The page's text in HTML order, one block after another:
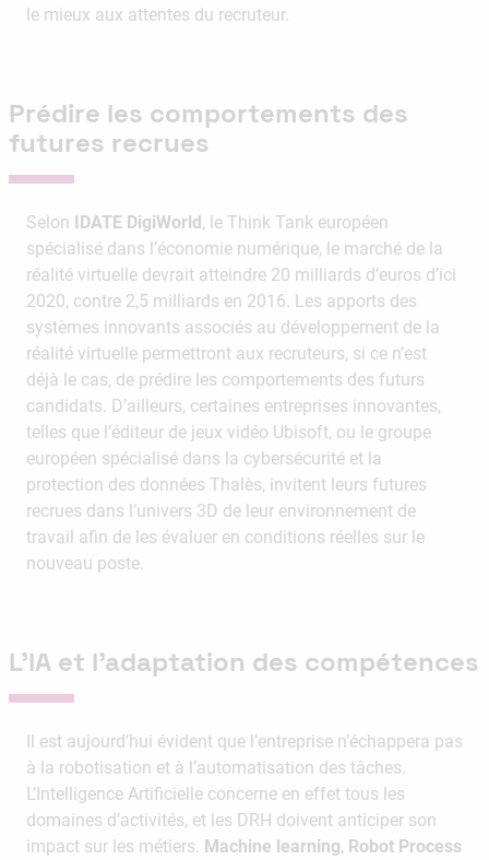
le mieux aux attentes du recruteur.
Prédire les comportements des
futures recrues
Selon IDATE DigiWorld, le Think Tank européen
spécialisé dans l’économie numérique, le marché de la
réalité virtuelle devrait atteindre 20 milliards d’euros d’ici
2020, contre 2,5 milliards en 2016. Les apports des
systèmes innovants associés au développement de la
réalité virtuelle permettront aux recruteurs, si ce n’est
déjà le cas, de prédire les comportements des futurs
candidats. D’ailleurs, certaines entreprises innovantes,
telles que l’éditeur de jeux vidéo Ubisoft, ou le groupe
européen spécialisé dans la cybersécurité et la
protection des données Thalès, invitent leurs futures
recrues dans l’univers 3D de leur environnement de
travail afin de les évaluer en conditions réelles sur le
nouveau poste.
L’IA et l’adaptation des compétences
Il est aujourd’hui évident que l’entreprise n’échappera pas
à la robotisation et à l’automatisation des tâches.
L’Intelligence Artificielle concerne en effet tous les
domaines d’activités, et les DRH doivent anticiper son
impact sur les métiers. Machine learning, Robot Process